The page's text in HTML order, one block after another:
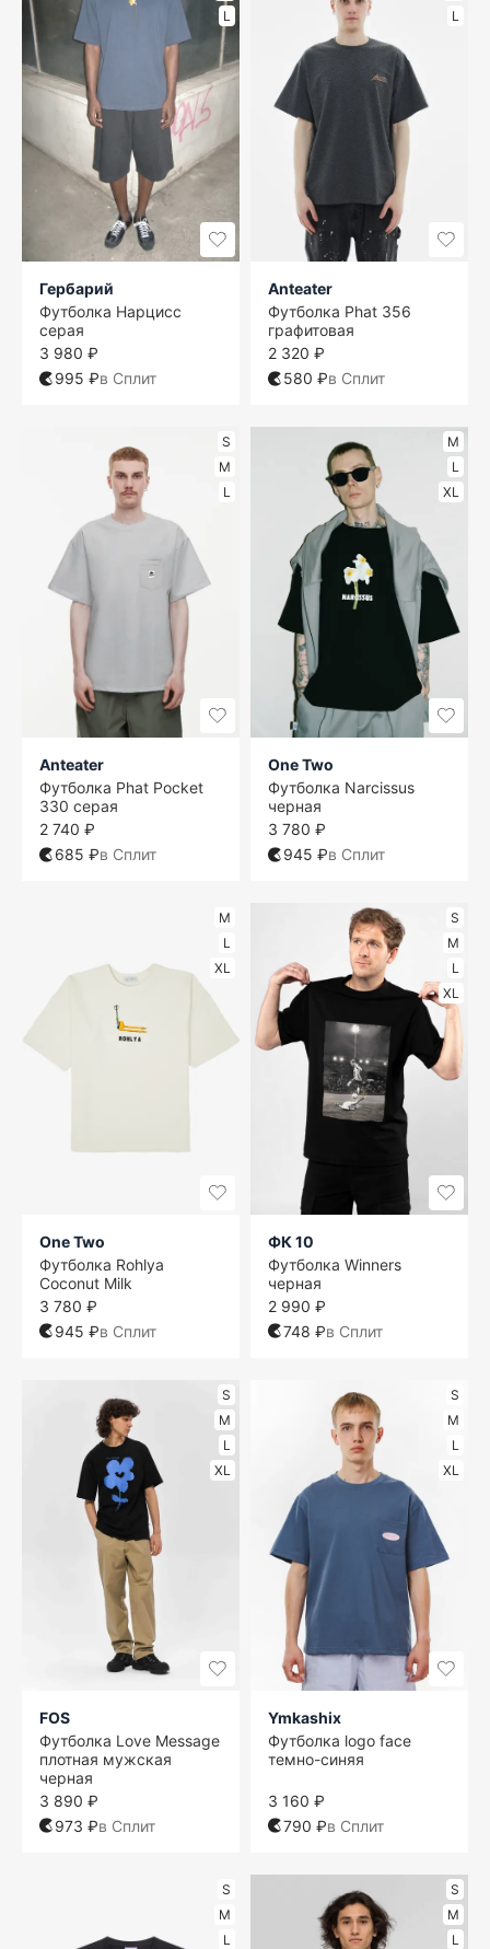
L
Гербарий
Футболка Нарцисс
серая
3 980 ₽
995 ₽в Сплит
L
Anteater
Футболка Phat 356
графитовая
2 320 ₽
580 ₽в Сплит
S
M
L
Anteater
Футболка Phat Pocket
330 серая
2 740 ₽
685 ₽в Сплит
M
L
XL
One Two
Футболка Narcissus
черная
3 780 ₽
945 ₽в Сплит
M
L
XL
One Two
Футболка Rohlya
Coconut Milk
3 780 ₽
945 ₽в Сплит
S
M
L
XL
ФК 10
Футболка Winners
черная
2 990 ₽
748 ₽в Сплит
S
M
L
XL
FOS
Футболка Love Message
плотная мужская
черная
3 890 ₽
973 ₽в Сплит
S
M
L
XL
Ymkashix
Футболка logo face
темно-синяя
3 160 ₽
790 ₽в Сплит
S
M
L
S
M
L